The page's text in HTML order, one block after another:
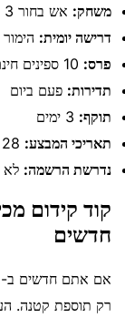
משחק: אש בחור 3
דרישה יומית: הימור €20
פרס:
תדירות: פעם ביום
תוקף:
תאריכי המבצע:
נדרשת הרשמה: לא
חדשים
רק תוספת קטנה.